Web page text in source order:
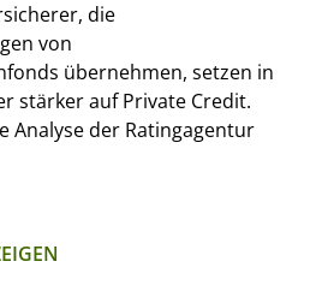
die
von
übernehmen, setzen in
stärker auf Private Credit.
Analyse der Ratingagentur